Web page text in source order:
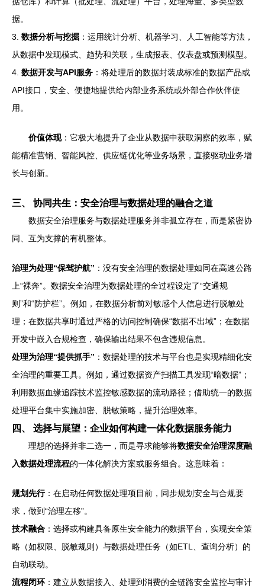
据。
3. 数据分析与挖掘 ：运用统计分析、机器学习、人工智能等方法，
从数据中发现模式、趋势和关联，生成报表、仪表盘或预测模型。
4. 数据开发与API服务 ：将处理后的数据封装成标准的数据产品或
API接口，安全、便捷地提供给内部业务系统或外部合作伙伴使
用。
价值体现：它极大地提升了企业从数据中获取洞察的效率，赋
能精准营销、智能风控、供应链优化等业务场景，直接驱动业务增
长与创新。
三、 协同共生：安全治理与数据处理的融合之道
数据安全治理服务与数据处理服务并非孤立存在，而是紧密协
同、互为支撑的有机整体。
治理为处理“保驾护航” ：没有安全治理的数据处理如同在高速公路
上“裸奔”。数据安全治理为数据处理的全过程设定了“交通规
则”和“防护栏”。例如，在数据分析前对敏感个人信息进行脱敏处
理；在数据共享时通过严格的访问控制确保“数据不出域”；在数据
开发中嵌入合规检查，确保输出结果不包含违规信息。
处理为治理“提供抓手” ：数据处理的技术与平台也是实现精细化安
全治理的重要工具。例如，通过数据资产扫描工具发现“暗数据”；
利用数据血缘追踪技术监控敏感数据的流动路径；借助统一的数据
处理平台集中实施加密、脱敏策略，提升治理效率。
四、 选择与展望：企业如何构建一体化数据服务能力
理想的选择并非二选一，而是寻求能够将数据安全治理深度融
入数据处理流程的一体化解决方案或服务组合。这意味着：
规划先行：在启动任何数据处理项目前，同步规划安全与合规要
求，做到“治理左移”。
技术融合 ：选择或构建具备原生安全能力的数据平台，实现安全策
略（如权限、脱敏规则）与数据处理任务（如ETL、查询分析）的
自动联动。
流程闭环：建立从数据接入、处理到消费的全链路安全监控与审计